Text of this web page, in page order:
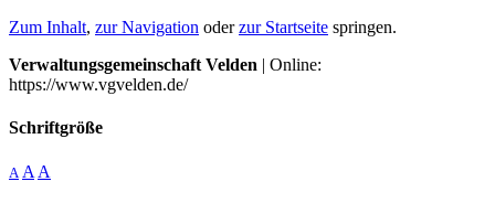
Zum Inhalt, zur Navigation oderzur Startseite springen.
Verwaltungsgemeinschaft Velden | Online:
https://www.vgvelden.de/
Schriftgröße
A A A